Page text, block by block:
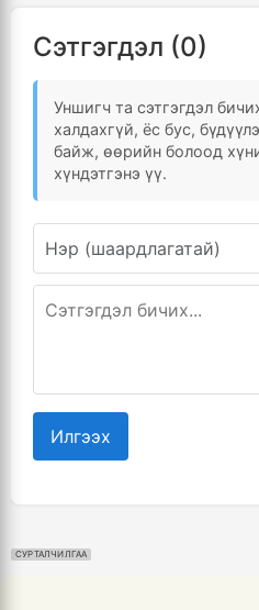
Сэтгэгдэл (0)
Уншигч та сэтгэгдэл
халдахгүй, ёс бус,
байж, өөрийн болоод
хүндэтгэнэ үү.
Илгээх
СУРТАЛЧИЛГАА